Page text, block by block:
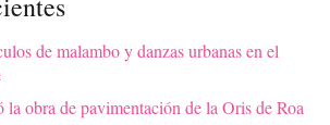
de malambo y danzas urbanas en el
la obra de pavimentación de la Oris de Roa